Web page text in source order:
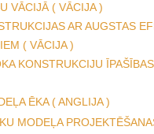
VĀCIJĀ ( VĀCIJA )
AR AUGSTAS
( VĀCIJA )
KONSTRUKCIJU
ĒKA ( ANGLIJA )
MODEĻA